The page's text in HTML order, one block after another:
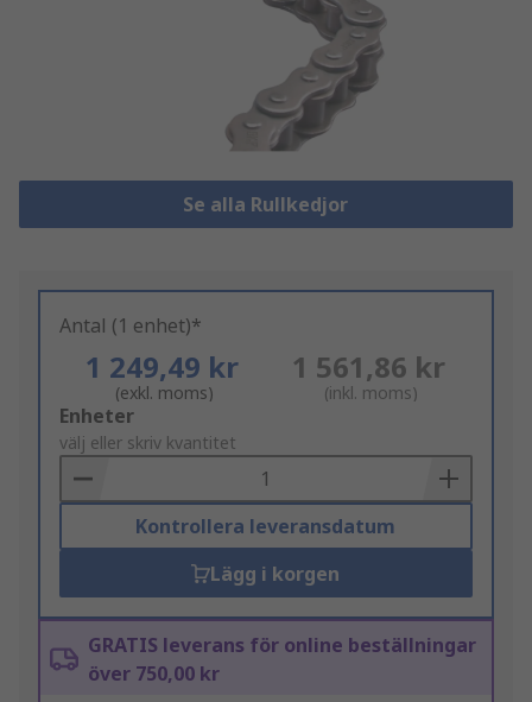
Se alla Rullkedjor
Antal (1 enhet)*
1 249,49 kr
(exkl. moms)
1 561,86 kr
(inkl. moms)
Add
to
Basket
Enheter
välj eller skriv kvantitet
Kontrollera leveransdatum
Lägg i korgen
GRATIS leverans för online beställningar
över 750,00 kr